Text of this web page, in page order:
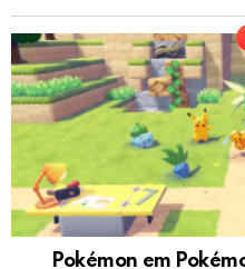
Pokémon em